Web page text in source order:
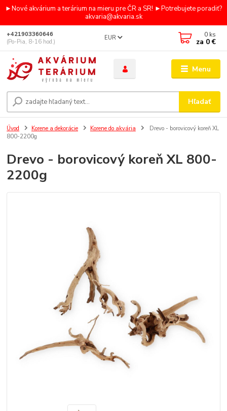
►Nové akvárium a terárium na mieru pre ČR a SR! ►Potrebujete poradiť?
akvaria@akvaria.sk
Menu
EUR
Hľadať
+421903360646
(Po-Pia, 8-16 hod.)
0 ks
za 0 €
Úvod Korene a dekorácie Korene do akvária
Drevo - borovicový koreň XL
800-2200g
Drevo - borovicový koreň XL 800-
2200g